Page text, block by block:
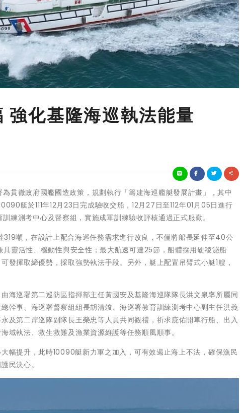
化基隆海巡執法能量
貫徹政府國艦國造政策，規劃執行「籌建海巡艦艇發展計畫」，其中
艇於111年12月23日完成驗收交船，12月27日至112年01月05日進行
練測考中心及督察組，實施成軍訓練驗收評核通過正式服勤。
噸，在設計上配合海巡任務需求進行改良，不僅將船長延伸至40公
靈活性、機動性與安全性；最大航速可達25節，船體採用硬稜泌船
發揮取締優勢，採取強勢執法手段。另外，艇上配置吊臂式小艇1艘，
海巡署第二巡防區指揮部主任黃國安及基隆海巡隊隊長洪文泉率所屬同
幹事、海巡署督察組組長胡清竣、海巡署教育訓練測考中心副主任洪義
及第二岸巡隊副隊長王榮忠等人員共同觀禮，祈求庇佑開車行船、出入
域執法、救生救難及漁業資源維護等任務順風順事。
幅提升，此時10090艇新力軍之加入，可有效遏止海上不法，確保漁民
民決心。